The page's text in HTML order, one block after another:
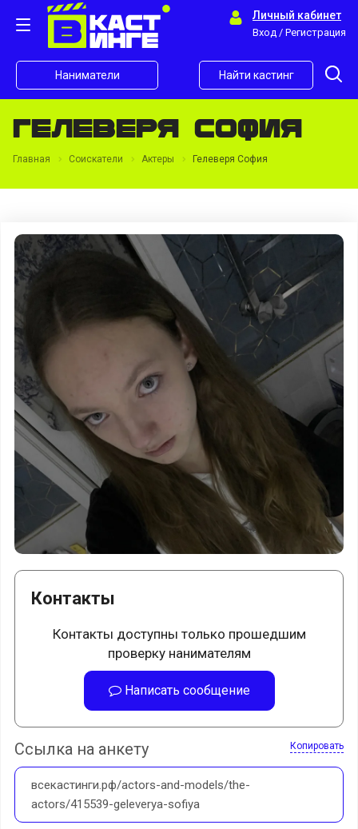
Личный кабинет
Вход / Регистрация
Наниматели Найти кастинг
Гелеверя София
Главная Соискатели Актеры Гелеверя София
Контакты
Контакты доступны только прошедшим
проверку нанимателям
Написать сообщение
Ссылка на анкету Копировать
всекастинги.рф/actors-and-models/the-
actors/415539-geleverya-sofiya